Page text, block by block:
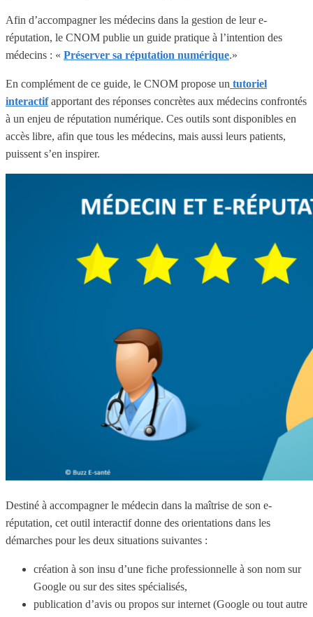
Afin d’accompagner les médecins dans la gestion de leur e-
réputation, le CNOM publie un guide pratique à l’intention des
médecins : « Préserver sa réputation numérique.»
En complément de ce guide, le CNOM propose un tutoriel
interactifapportant des réponses concrètes aux médecins confrontés
à un enjeu de réputation numérique. Ces outils sont disponibles en
accès libre, afin que tous les médecins, mais aussi leurs patients,
puissent s’en inspirer.
Destiné à accompagner le médecin dans la maîtrise de son e-
réputation, cet outil interactif donne des orientations dans les
démarches pour les deux situations suivantes :
création à son insu d’une fiche professionnelle à son nom sur
Google ou sur des sites spécialisés,
publication d’avis ou propos sur internet (Google ou tout autre